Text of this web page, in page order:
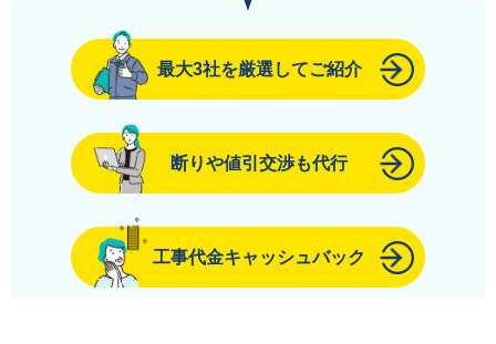
最大3社を厳選してご紹介
断りや値引交渉も代行
工事代金キャッシュバック